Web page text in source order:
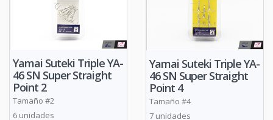
Yamai Suteki Triple YA-
46 SN Super Straight
Point 2
Tamaño #2
6 unidades
Yamai Suteki Triple YA-
46 SN Super Straight
Point 4
Tamaño #4
7 unidades